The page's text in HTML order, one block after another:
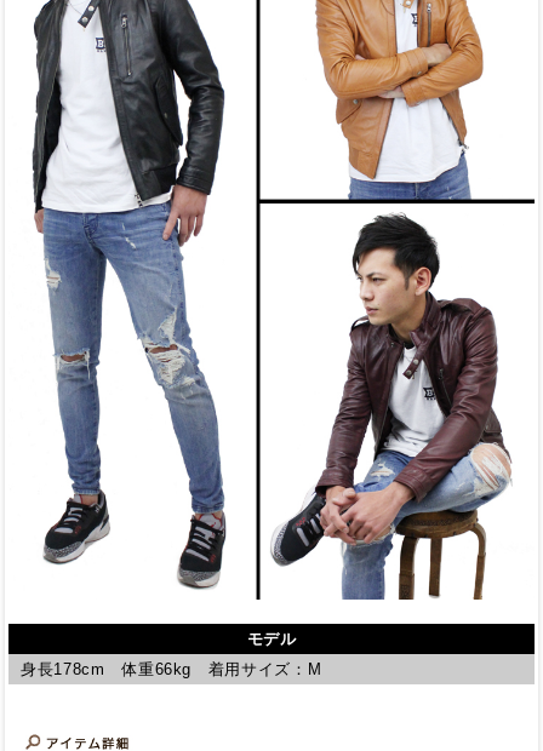
モデル
身長178cm 体重66kg 着用サイズ：M